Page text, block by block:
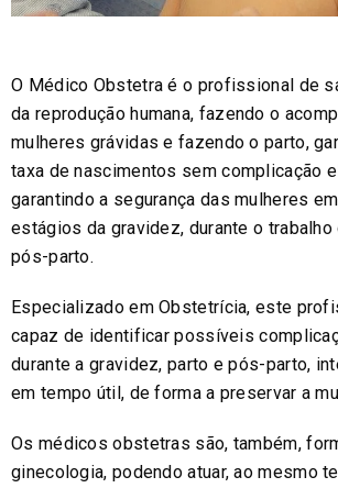
O Médico Obstetra é o profissional de
da reprodução humana, fazendo o
mulheres grávidas e fazendo o parto,
taxa de nascimentos sem complicação
garantindo a segurança das mulheres
estágios da gravidez, durante o trabalho
pós-parto.
Especializado em Obstetrícia, este
capaz de identificar possíveis
durante a gravidez, parto e pós-parto,
em tempo útil, de forma a preservar a
Os médicos obstetras são, também,
ginecologia, podendo atuar, ao mesmo